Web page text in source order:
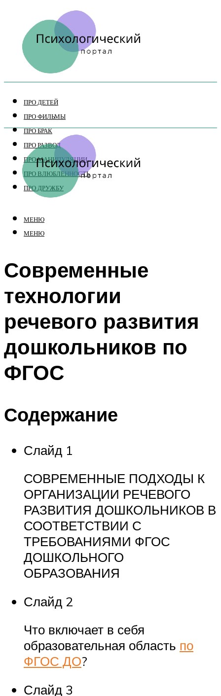
ПРО ДЕТЕЙ
ПРО ФИЛЬМЫ
ПРО БРАК
ПРО РАЗВОД
ПРО МАНИПУЛЯЦИИ
ПРО ВЛЮБЛЕННОСТЬ
ПРО ДРУЖБУ
МЕНЮ
МЕНЮ
Современные
технологии
речевого развития
дошкольников по
ФГОС
Содержание
Слайд 1
СОВРЕМЕННЫЕ ПОДХОДЫ К
ОРГАНИЗАЦИИ РЕЧЕВОГО
РАЗВИТИЯ ДОШКОЛЬНИКОВ В
СООТВЕТСТВИИ С
ТРЕБОВАНИЯМИ ФГОС
ДОШКОЛЬНОГО
ОБРАЗОВАНИЯ
Слайд 2
Что включает в себя
образовательная область по
ФГОС ДО?
Слайд 3